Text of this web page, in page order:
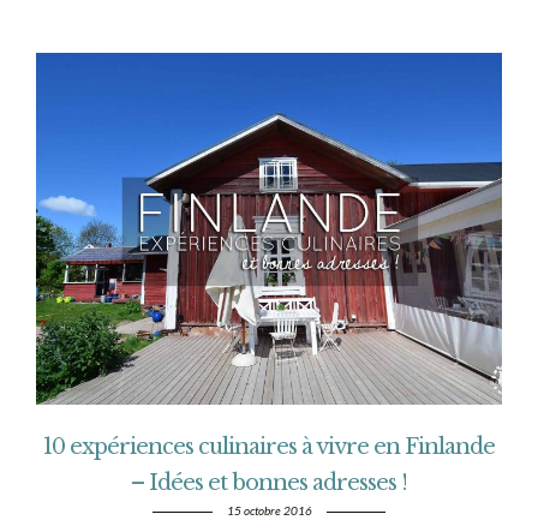
10 expériences culinaires à vivre en Finlande
– Idées et bonnes adresses !
15 octobre 2016